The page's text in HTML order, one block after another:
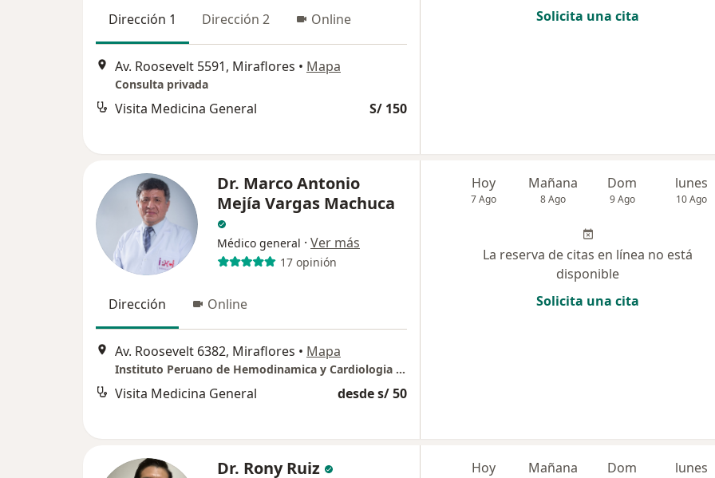
Dirección 1 Dirección 2 Online
Av. Roosevelt 5591, Miraflores • Mapa
Consulta privada
Visita Medicina General S/ 150
Solicita una cita
Dr. Marco Antonio
Mejía Vargas Machuca
Médico general · Ver más
17 opinión
Dirección Online
Av. Roosevelt 6382, Miraflores • Mapa
Instituto Peruano de Hemodinamica y Cardiologia Intervencionista IPHCI
Visita Medicina General desde s/ 50
Hoy
7 Ago
Mañana
8 Ago
Dom
9 Ago
lunes
10 Ago
La reserva de citas en línea no está
disponible
Solicita una cita
Dr. Rony Ruiz Hoy Mañana Dom lunes